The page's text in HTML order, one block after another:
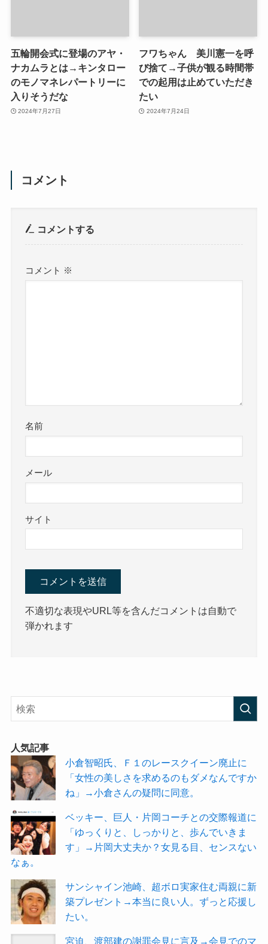
五輪開会式に登場のアヤ・
ナカムラとは→キンタロー
のモノマネレパートリーに
入りそうだな
2024年7月27日
フワちゃん 美川憲一を呼
び捨て→子供が観る時間帯
での起用は止めていただき
たい
2024年7月24日
コメント
コメントする
コメント ※
名前
メール
サイト
不適切な表現やURL等を含んだコメントは自動で
弾かれます
人気記事
小倉智昭氏、Ｆ１のレースクイーン廃止に
「女性の美しさを求めるのもダメなんですか
ね」→小倉さんの疑問に同意。
ベッキー、巨人・片岡コーチとの交際報道に
「ゆっくりと、しっかりと、歩んでいきま
す」→片岡大丈夫か？女見る目、センスない
なぁ。
サンシャイン池崎、超ボロ実家住む両親に新
築プレゼント→本当に良い人。ずっと応援し
たい。
宮迫、渡部建の謝罪会見に言及→会見でのマ